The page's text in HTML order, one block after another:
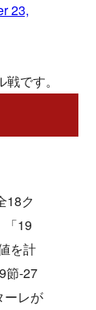
23,
です。
18ク
「19
を計
節-27
ーレが